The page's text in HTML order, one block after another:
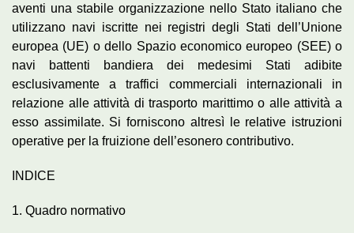
aventi una stabile organizzazione nello Stato italiano che
utilizzano navi iscritte nei registri degli Stati dell’Unione
europea (UE) o dello Spazio economico europeo (SEE) o
navi battenti bandiera dei medesimi Stati adibite
esclusivamente a traffici commerciali internazionali in
relazione alle attività di trasporto marittimo o alle attività a
esso assimilate. Si forniscono altresì le relative istruzioni
operative per la fruizione dell’esonero contributivo.
INDICE
1. Quadro normativo